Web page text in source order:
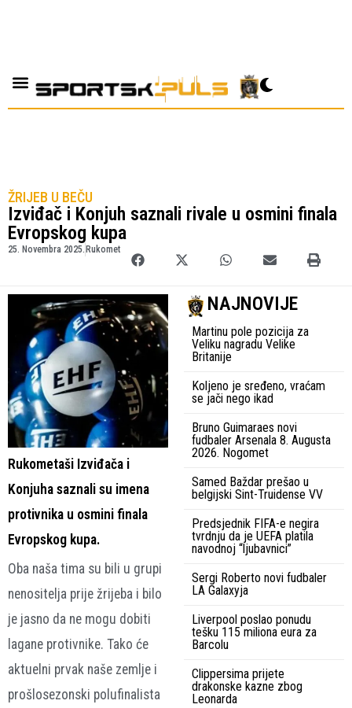
ŽRIJEB U BEČU
Izviđač i Konjuh saznali rivale u osmini finala
Evropskog kupa
25. Novembra 2025. Rukomet
Rukometaši Izviđača i
Konjuha saznali su imena
protivnika u osmini finala
Evropskog kupa.
Oba naša tima su bili u grupi
nenositelja prije žrijeba i bilo
je jasno da ne mogu dobiti
lagane protivnike. Tako će
aktuelni prvak naše zemlje i
prošlosezonski polufinalista
NAJNOVIJE
Martinu pole pozicija za
Veliku nagradu Velike
Britanije
Koljeno je sređeno, vraćam
se jači nego ikad
Bruno Guimaraes novi
fudbaler Arsenala 8. Augusta
2026. Nogomet
Samed Baždar prešao u
belgijski Sint-Truidense VV
Predsjednik FIFA-e negira
tvrdnju da je UEFA platila
navodnoj “ljubavnici”
Sergi Roberto novi fudbaler
LA Galaxyja
Liverpool poslao ponudu
tešku 115 miliona eura za
Barcolu
Clippersima prijete
drakonske kazne zbog
Leonarda